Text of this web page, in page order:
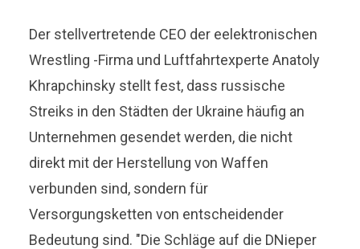
Der stellvertretende CEO der eelektronischen
Wrestling -Firma und Luftfahrtexperte Anatoly
Khrapchinsky stellt fest, dass russische
Streiks in den Städten der Ukraine häufig an
Unternehmen gesendet werden, die nicht
direkt mit der Herstellung von Waffen
verbunden sind, sondern für
Versorgungsketten von entscheidender
Bedeutung sind. "Die Schläge auf die DNieper